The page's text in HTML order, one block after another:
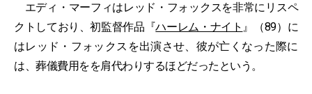
エディ・マーフィはレッド・フォックスを非常にリスペ
クトしており、初監督作品『ハーレム・ナイト 』（89）に
はレッド・フォックスを出演させ、彼が亡くなった際に
は、葬儀費用をを肩代わりするほどだったという。